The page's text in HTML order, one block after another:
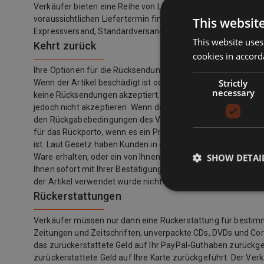
Verkäufer bieten eine Reihe von Lieferoptionen an, sodass
voraussichtlichen Liefertermin finden Sie immer in einer
Expressversand, Standardversand, Economy-Versand,
Kehrt zurück
Ihre Optionen für die Rücksendung eines Artikels hängen
Wenn der Artikel beschädigt ist oder nicht mit der
keine Rücksendungen akzeptiert. Wenn Sie Ihre Meinung
jedoch nicht akzeptieren. Wenn der Käufer seine Meinung
den Rückgabebedingungen des Verkäufers. Verkäufer
für das Rückporto, wenn es ein Problem mit dem Artikel
ist. Laut Gesetz haben Kunden in der Europäischen Union
Ware erhalten, oder ein von Ihnen angegebener Dritter
Ihnen sofort mit Ihrer Bestätigung zur Verfügung gestellt
der Artikel verwendet wurde nicht versiegelt.
Rückerstattungen
Verkäufer müssen nur dann eine Rückerstattung für
Zeitungen und Zeitschriften, unverpackte CDs, DVDs und
das zurückerstattete Geld auf Ihr PayPal-Guthaben
zurückerstattete Geld auf Ihre Karte zurückgeführt. Der
This
This website
cookies in
Strictly
necessary
SHOW